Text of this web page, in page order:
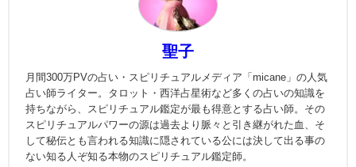
聖子
月間300万PVの占い・スピリチュアルメディア「micane」の人気
占い師ライター。タロット・西洋占星術など多くの占いの知識を
持ちながら、スピリチュアル鑑定が最も得意とする占い師。その
スピリチュアルパワーの源は過去より脈々と引き継がれた血、そ
して秘伝とも言われる知識に隠されている公には決して出る事の
ない知る人ぞ知る本物のスピリチュアル鑑定師。